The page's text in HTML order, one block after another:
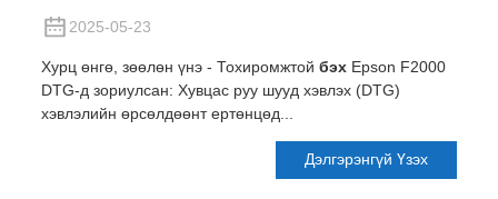
2025-05-23
Хурц өнгө, зөөлөн үнэ - Тохиромжтой бэхEpson F2000
DTG-д зориулсан: Хувцас руу шууд хэвлэх (DTG)
хэвлэлийн өрсөлдөөнт ертөнцөд...
Дэлгэрэнгүй Үзэх